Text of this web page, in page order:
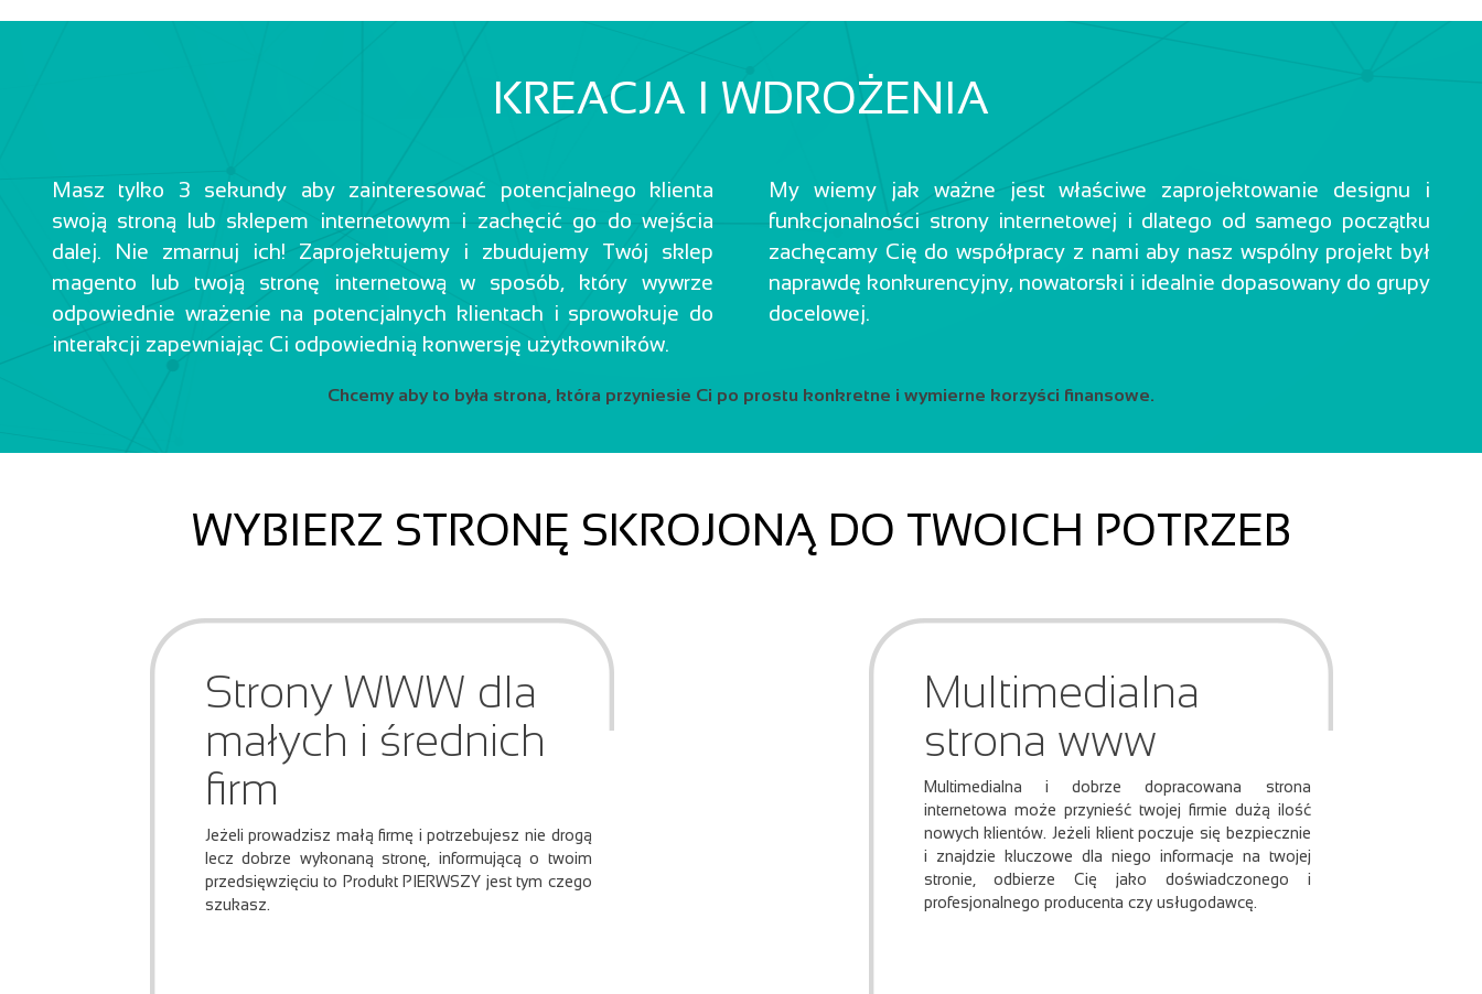
KREACJA I WDROŻENIA
Masz tylko 3 sekundy aby zainteresować potencjalnego klienta
swoją stroną lub sklepem internetowym i zachęcić go do wejścia
dalej. Nie zmarnuj ich! Zaprojektujemy i zbudujemy Twój sklep
magento lub twoją stronę internetową w sposób, który wywrze
odpowiednie wrażenie na potencjalnych klientach i sprowokuje do
interakcji zapewniając Ci odpowiednią konwersję użytkowników.
My wiemy jak ważne jest właściwe zaprojektowanie designu i
funkcjonalności strony internetowej i dlatego od samego początku
zachęcamy Cię do współpracy z nami aby nasz wspólny projekt był
naprawdę konkurencyjny, nowatorski i idealnie dopasowany do grupy
docelowej.
Chcemy aby to była strona, która przyniesie Ci po prostu konkretne i wymierne korzyści finansowe.
WYBIERZ STRONĘ SKROJONĄ DO TWOICH POTRZEB
Strony WWW dla
małych i średnich
firm
Jeżeli prowadzisz małą firmę i potrzebujesz nie drogą
lecz dobrze wykonaną stronę, informującą o twoim
przedsięwzięciu to Produkt PIERWSZY jest tym czego
szukasz.
Multimedialna
strona www
Multimedialna i dobrze dopracowana strona
internetowa może przynieść twojej firmie dużą ilość
nowych klientów. Jeżeli klient poczuje się bezpiecznie
i znajdzie kluczowe dla niego informacje na twojej
stronie, odbierze Cię jako doświadczonego i
profesjonalnego producenta czy usługodawcę.